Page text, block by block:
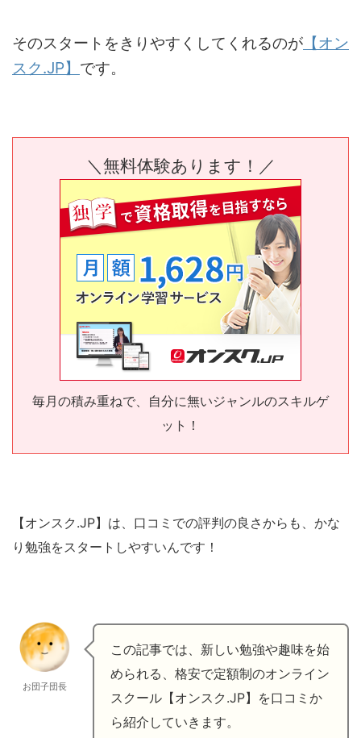
そのスタートをきりやすくしてくれるのが 【オン
スク.JP】 です。
＼無料体験あります！／
毎月の積み重ねで、自分に無いジャンルのスキルゲ
ット！
【オンスク.JP】は、口コミでの評判の良さからも、かな
り勉強をスタートしやすいんです！
お団子団長
この記事では、新しい勉強や趣味を始
められる、格安で定額制のオンライン
スクール【オンスク.JP】を口コミか
ら紹介していきます。